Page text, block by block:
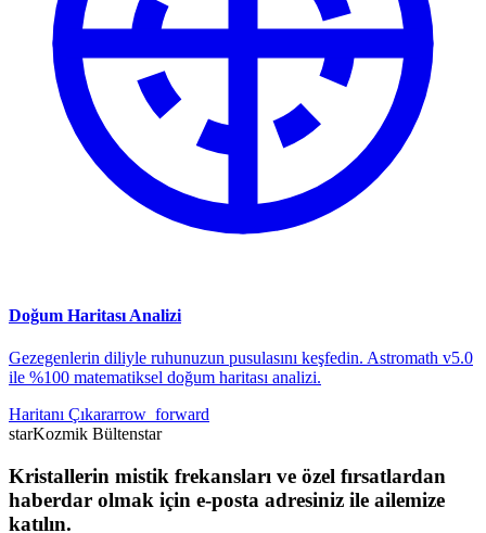
Doğum Haritası Analizi
Gezegenlerin diliyle ruhunuzun pusulasını keşfedin. Astromath v5.0
ile %100 matematiksel doğum haritası analizi.
Haritanı Çıkararrow_forward
starKozmik Bültenstar
Kristallerin mistik frekansları ve özel fırsatlardan
haberdar olmak için e-posta adresiniz ile ailemize
katılın.